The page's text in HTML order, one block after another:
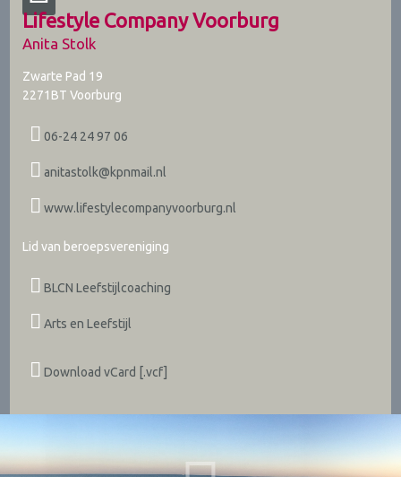
Lifestyle Company Voorburg
Anita Stolk
Zwarte Pad 19
2271BT Voorburg
06-24 24 97 06
anitastolk@kpnmail.nl
www.lifestylecompanyvoorburg.nl
Lid van beroepsvereniging
BLCN Leefstijlcoaching
Arts en Leefstijl
Download vCard [.vcf]